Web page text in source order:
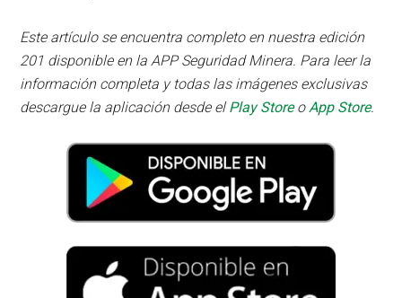
Este artículo se encuentra completo en nuestra edición
201 disponible en la APP Seguridad Minera. Para leer la
información completa y todas las imágenes exclusivas
descargue la aplicación desde elPlay StoreoApp Store.